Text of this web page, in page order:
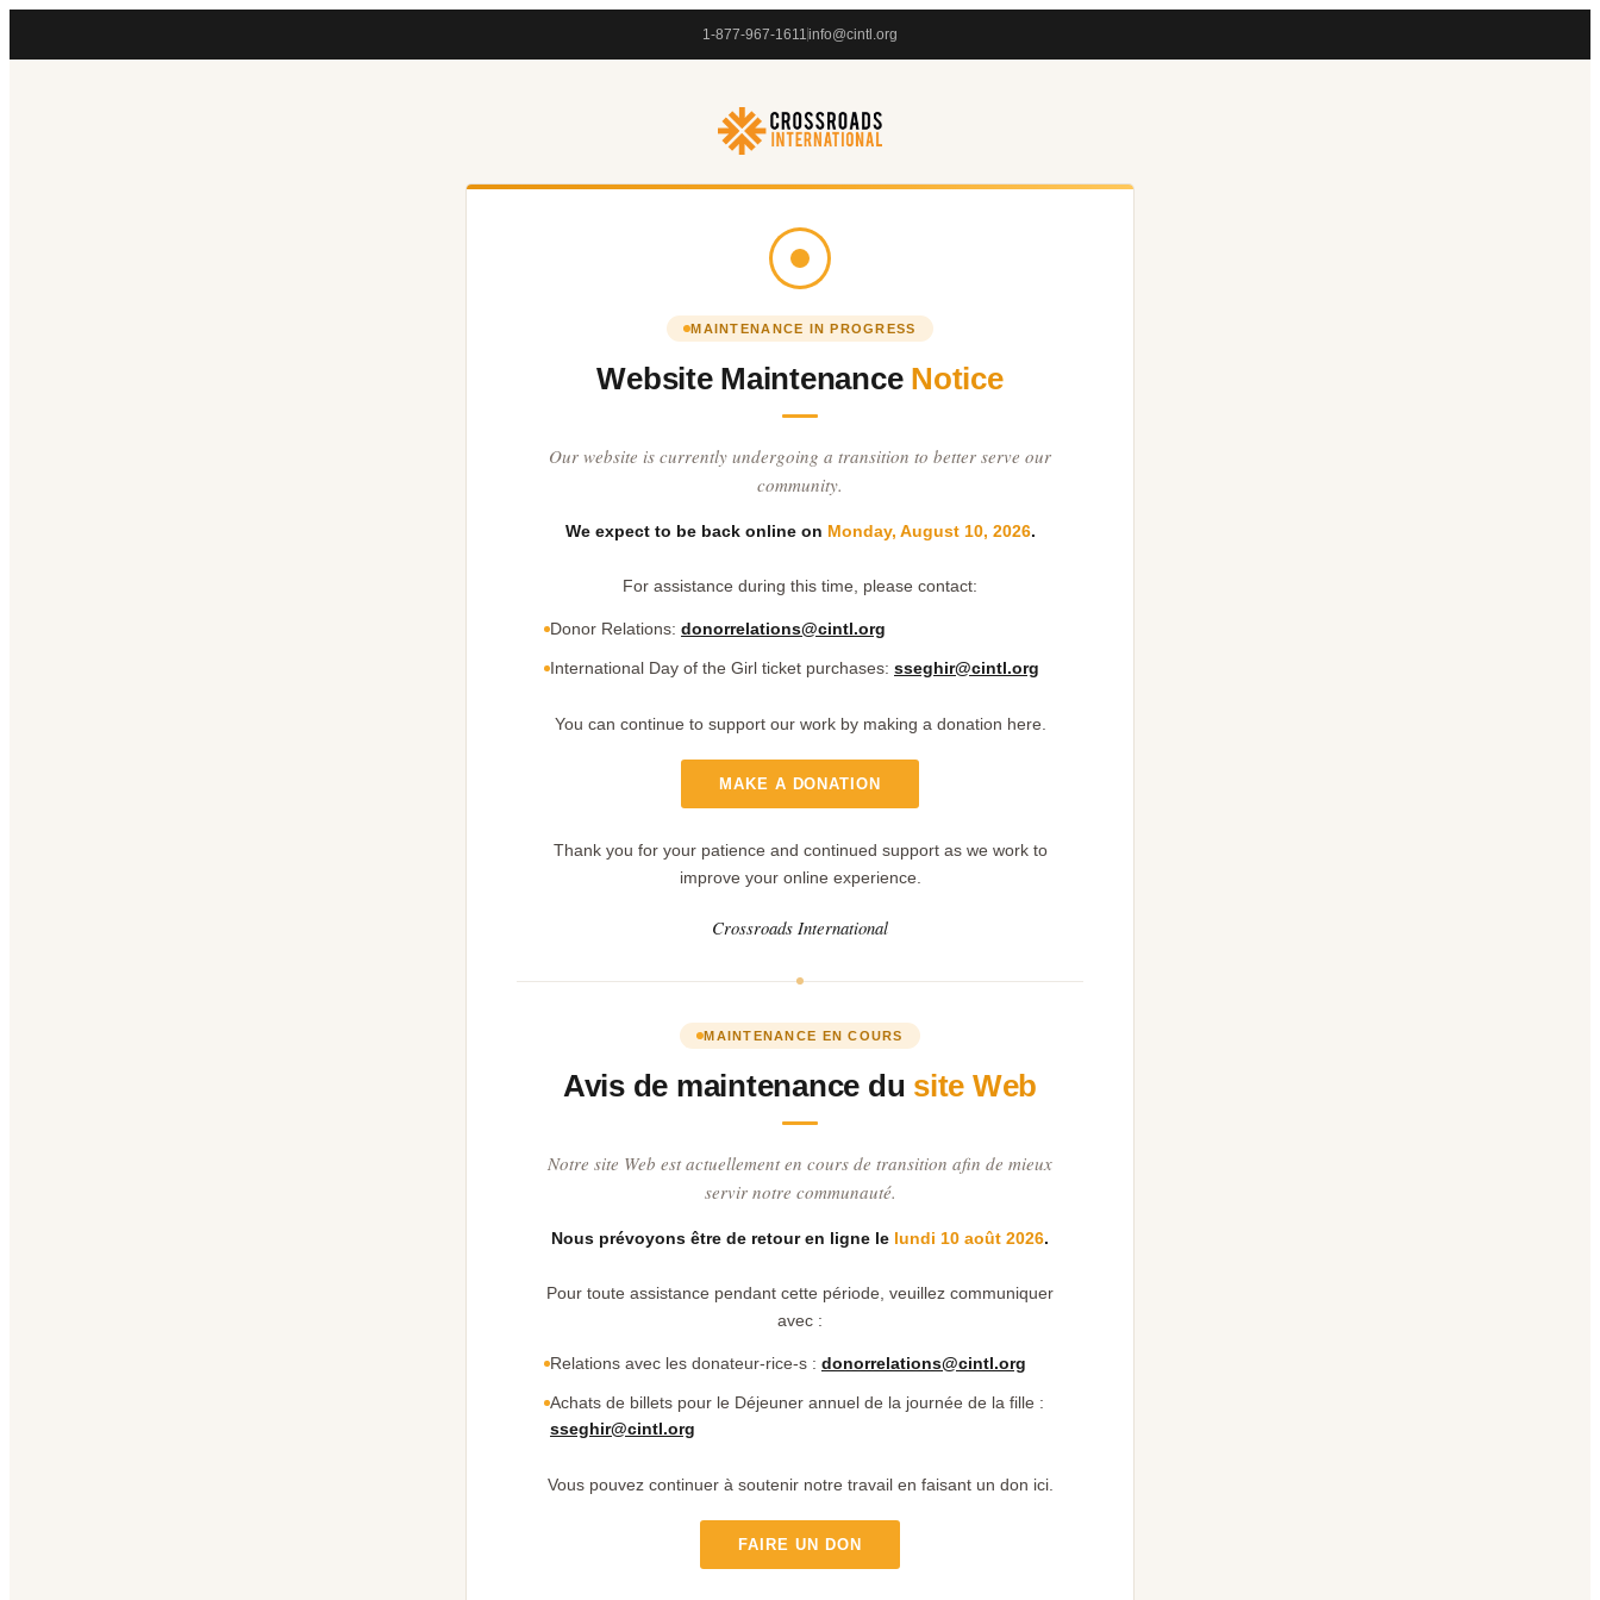
1-877-967-1611info@cintl.org
MAINTENANCE IN PROGRESS
Website Maintenance Notice
Our website is currently undergoing a transition to better serve our
community.
We expect to be back online on Monday, August 10, 2026.
For assistance during this time, please contact:
Donor Relations: donorrelations@cintl.org
International Day of the Girl ticket purchases: sseghir@cintl.org
You can continue to support our work by making a donation here.
MAKE A DONATION
Thank you for your patience and continued support as we work to
improve your online experience.
Crossroads International
MAINTENANCE EN COURS
Avis de maintenance du site Web
Notre site Web est actuellement en cours de transition afin de mieux
servir notre communauté.
Nous prévoyons être de retour en ligne le lundi 10 août 2026.
Pour toute assistance pendant cette période, veuillez communiquer
avec :
Relations avec les donateur-rice-s : donorrelations@cintl.org
Achats de billets pour le Déjeuner annuel de la journée de la fille :
sseghir@cintl.org
Vous pouvez continuer à soutenir notre travail en faisant un don ici.
FAIRE UN DON